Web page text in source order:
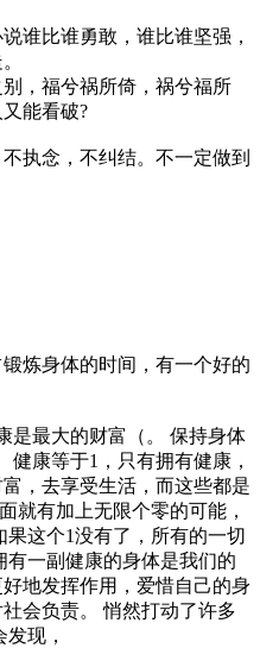
谁比谁勇敢，谁比谁坚强，
，福兮祸所倚，祸兮福所
能看破?
执念，不纠结。不一定做到
炼身体的时间，有一个好的
是最大的财富（。 保持身体
康等于1，只有拥有健康，
，去享受生活，而这些都是
就有加上无限个零的可能，
这个1没有了，所有的一切
一副健康的身体是我们的
地发挥作用，爱惜自己的身
会负责。 悄然打动了许多
现，